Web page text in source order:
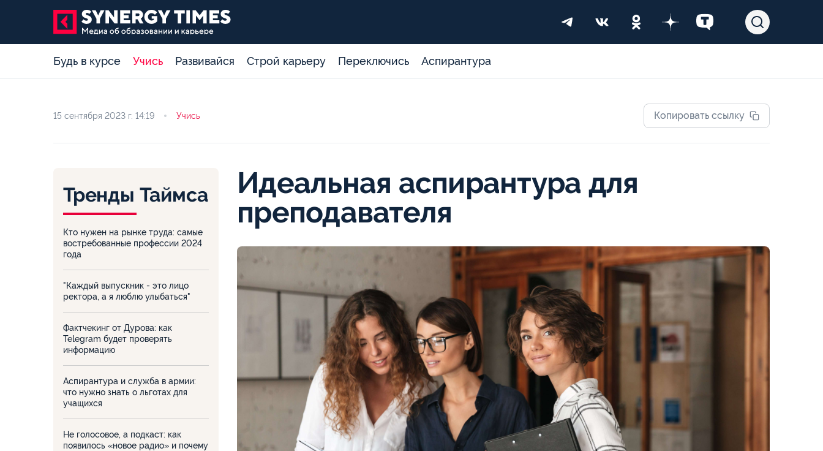
Будь в курсе Учись Развивайся Строй карьеру Переключись Аспирантура
15 сентября 2023 г. 14:19 Учись Копировать ссылку
Тренды Таймса
Кто нужен на рынке труда: самые
востребованные профессии 2024
года
"Каждый выпускник - это лицо
ректора, а я люблю улыбаться"
Фактчекинг от Дурова: как
Telegram будет проверять
информацию
Аспирантура и служба в армии:
что нужно знать о льготах для
учащихся
Не голосовое, а подкаст: как
появилось «новое радио» и почему
Идеальная аспирантура для
преподавателя